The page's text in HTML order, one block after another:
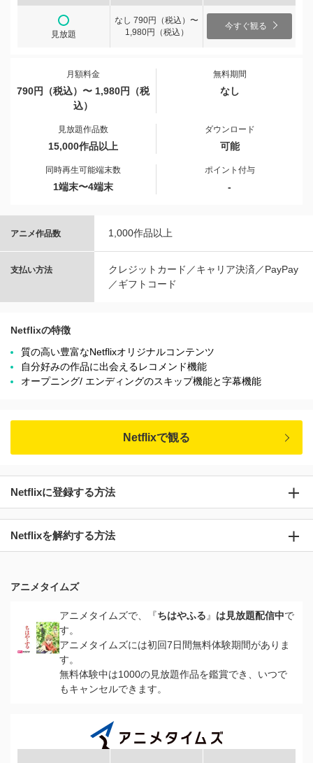
見放題
なし 790円（税込）〜
1,980円（税込）
今すぐ観る
月額料金
790円（税込）〜 1,980円（税
込）
無料期間
なし
見放題作品数
15,000作品以上
ダウンロード
可能
同時再生可能端末数
1端末〜4端末
ポイント付与
-
アニメ作品数 1,000作品以上
支払い方法
クレジットカード／キャリア決済／PayPay
／ギフトコード
Netflixの特徴
質の高い豊富なNetflixオリジナルコンテンツ
自分好みの作品に出会えるレコメンド機能
オープニング/ エンディングのスキップ機能と字幕機能
Netflixで観る
Netflixに登録する方法
Netflixを解約する方法
アニメタイムズ
アニメタイムズで、『ちはやふる 』 は見放題配信中で
す。
アニメタイムズには初回7日間無料体験期間がありま
す。
無料体験中は1000の見放題作品を鑑賞でき、いつで
もキャンセルできます。